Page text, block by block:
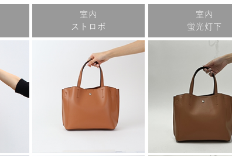
室内
ストロボ
室内
蛍光灯下